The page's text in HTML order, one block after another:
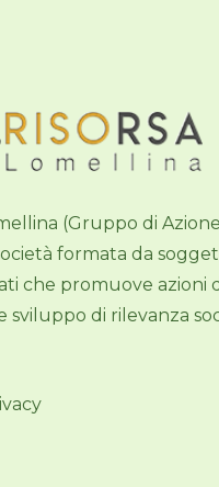
(Gruppo di Azione
formata da
che promuove azioni
sviluppo di rilevanza